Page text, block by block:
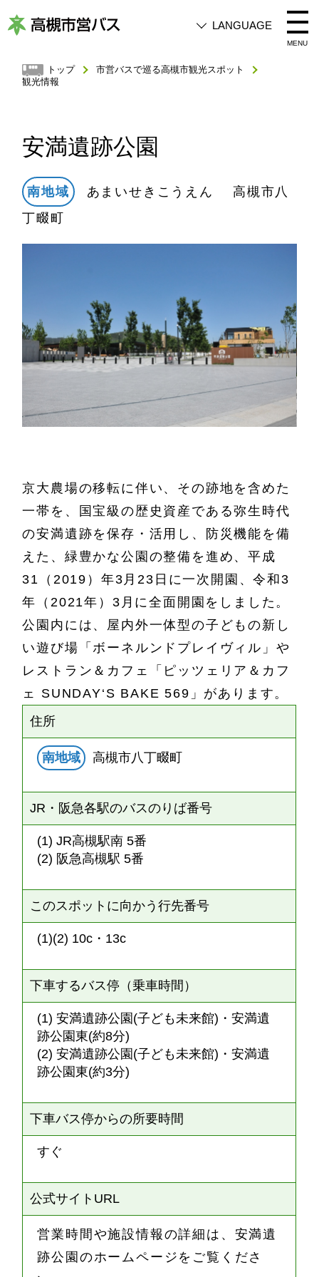
槻
ス
LANGUAGE
MENU
トップ
市営バスで巡る高槻市観光スポット
観光情報
安満遺跡公園
南地域
あまいせきこうえん 高槻市八
丁畷町
京大農場の移転に伴い、その跡地を含めた
一帯を、国宝級の歴史資産である弥生時代
の安満遺跡を保存・活用し、防災機能を備
えた、緑豊かな公園の整備を進め、平成
31（2019）年3月23日に一次開園、令和3
年（2021年）3月に全面開園をしました。
公園内には、屋内外一体型の子どもの新し
い遊び場「ボーネルンドプレイヴィル」や
レストラン＆カフェ「ピッツェリア＆カフ
ェ SUNDAY‘S BAKE 569」があります。
住所
南地域 高槻市八丁畷町
JR・阪急各駅のバスのりば番号
(1) JR高槻駅南 5番
(2) 阪急高槻駅 5番
このスポットに向かう行先番号
(1)(2) 10c・13c
下車するバス停（乗車時間）
(1) 安満遺跡公園(子ども未来館)・安満遺
跡公園東(約8分)
(2) 安満遺跡公園(子ども未来館)・安満遺
跡公園東(約3分)
下車バス停からの所要時間
すぐ
公式サイトURL
営業時間や施設情報の詳細は、安満遺
跡公園のホームページをご覧くださ